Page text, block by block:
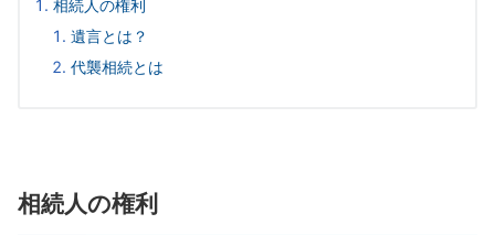
相続人の権利
遺言とは？
代襲相続とは
相続人の権利